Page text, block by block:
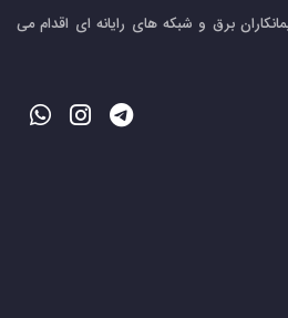
برق و شبکه های رایانه ای اقدام می